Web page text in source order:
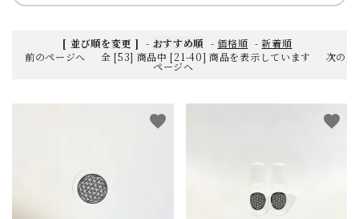
[ 並び順を変更 ] - おすすめ順 -価格順 -新着順
前のページへ
全 [53] 商品中 [21-40] 商品を表示しています 次の
ページへ
favorite favorite